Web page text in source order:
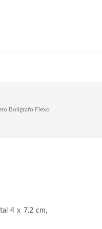
Bolígrafo Flexo
4 x 7.2 cm,